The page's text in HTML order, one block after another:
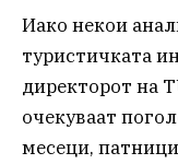
Иако некои
туристичката
директорот на
очекуваат
месеци,